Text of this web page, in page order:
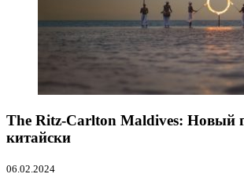
The Ritz-Carlton Maldives: Новый
китайски
06.02.2024